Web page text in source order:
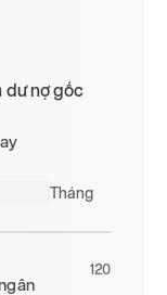
dư nợ gốc
Tháng
120